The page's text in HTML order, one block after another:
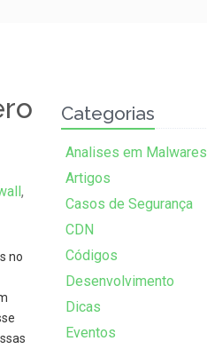
,
no
Categorias
Analises em Malwares
Artigos
Casos de Segurança
CDN
Códigos
Desenvolvimento
Dicas
Eventos